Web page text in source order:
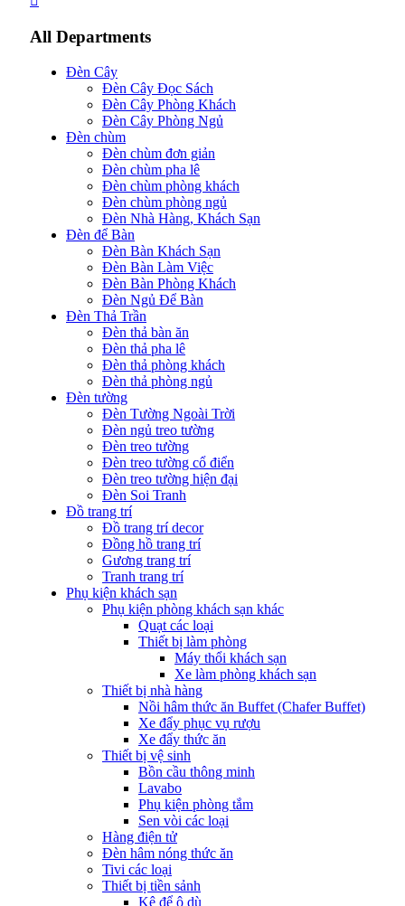
All Departments
Đèn Cây
Đèn Cây Đọc Sách
Đèn Cây Phòng Khách
Đèn Cây Phòng Ngủ
Đèn chùm
Đèn chùm đơn giản
Đèn chùm pha lê
Đèn chùm phòng khách
Đèn chùm phòng ngủ
Đèn Nhà Hàng, Khách Sạn
Đèn để Bàn
Đèn Bàn Khách Sạn
Đèn Bàn Làm Việc
Đèn Bàn Phòng Khách
Đèn Ngủ Để Bàn
Đèn Thả Trần
Đèn thả bàn ăn
Đèn thả pha lê
Đèn thả phòng khách
Đèn thả phòng ngủ
Đèn tường
Đèn Tường Ngoài Trời
Đèn ngủ treo tường
Đèn treo tường
Đèn treo tường cổ điển
Đèn treo tường hiện đại
Đèn Soi Tranh
Đồ trang trí
Đồ trang trí decor
Đồng hồ trang trí
Gương trang trí
Tranh trang trí
Phụ kiện khách sạn
Phụ kiện phòng khách sạn khác
Quạt các loại
Thiết bị làm phòng
Máy thổi khách sạn
Xe làm phòng khách sạn
Thiết bị nhà hàng
Nồi hâm thức ăn Buffet (Chafer Buffet)
Xe đẩy phục vụ rượu
Xe đẩy thức ăn
Thiết bị vệ sinh
Bồn cầu thông minh
Lavabo
Phụ kiện phòng tắm
Sen vòi các loại
Hàng điện tử
Đèn hâm nóng thức ăn
Tivi các loại
Thiết bị tiền sảnh
Kệ để ô dù